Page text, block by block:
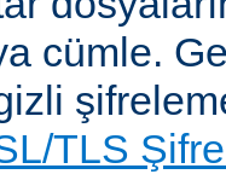
cümle.
TLS